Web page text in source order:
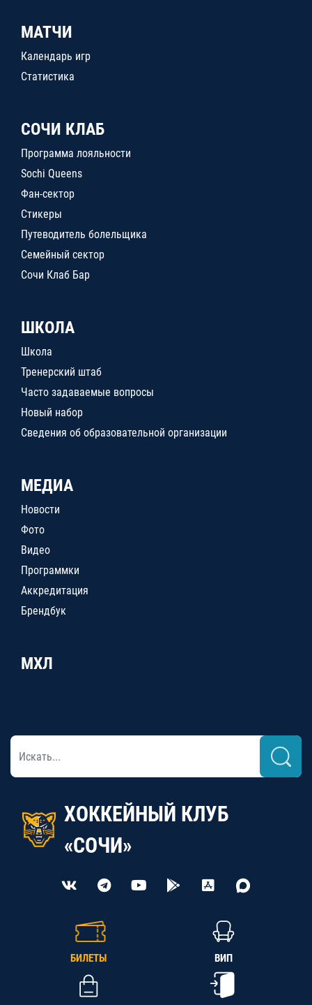
МАТЧИ
Календарь игр
Статистика
СОЧИ КЛАБ
Программа лояльности
Sochi Queens
Фан-сектор
Стикеры
Путеводитель болельщика
Семейный сектор
Сочи Клаб Бар
ШКОЛА
Школа
Тренерский штаб
Часто задаваемые вопросы
Новый набор
Сведения об образовательной организации
МЕДИА
Новости
Фото
Видео
Программки
Аккредитация
Брендбук
МХЛ
ХОККЕЙНЫЙ КЛУБ
«СОЧИ»
БИЛЕТЫ ВИП